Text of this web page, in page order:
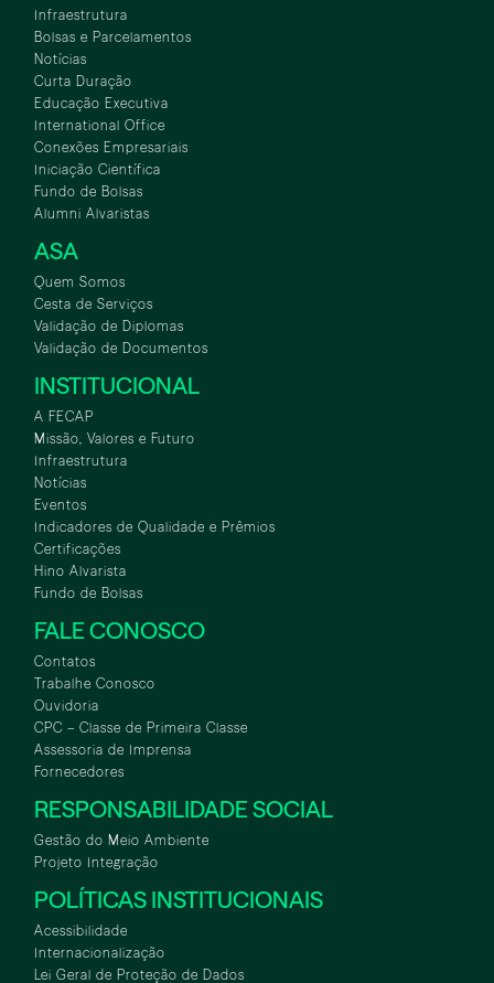
Infraestrutura
Bolsas e Parcelamentos
Notícias
Curta Duração
Educação Executiva
International Office
Conexões Empresariais
Iniciação Científica
Fundo de Bolsas
Alumni Alvaristas
ASA
Quem Somos
Cesta de Serviços
Validação de Diplomas
Validação de Documentos
INSTITUCIONAL
A FECAP
Missão, Valores e Futuro
Infraestrutura
Notícias
Eventos
Indicadores de Qualidade e Prêmios
Certificações
Hino Alvarista
Fundo de Bolsas
FALE CONOSCO
Contatos
Trabalhe Conosco
Ouvidoria
CPC – Classe de Primeira Classe
Assessoria de Imprensa
Fornecedores
RESPONSABILIDADE SOCIAL
Gestão do Meio Ambiente
Projeto Integração
POLÍTICAS INSTITUCIONAIS
Acessibilidade
Internacionalização
Lei Geral de Proteção de Dados